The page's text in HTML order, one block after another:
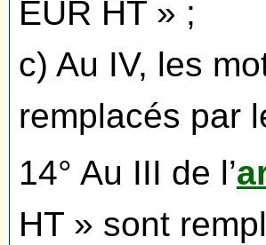
EUR HT » ;
c) Au IV, les
remplacés par
14° Au III de l’
HT » sont